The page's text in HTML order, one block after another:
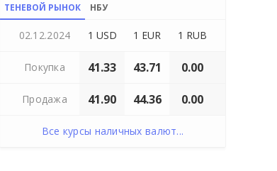
ТЕНЕВОЙ РЫНОК НБУ
02.12.2024 1 USD 1 EUR 1 RUB
Покупка 41.33 43.71 0.00
Продажа 41.90 44.36 0.00
Все курсы наличных валют...